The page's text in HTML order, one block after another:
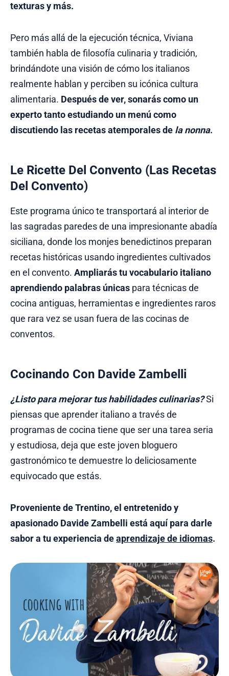
texturas y más.
Pero más allá de la ejecución técnica, Viviana
también habla de filosofía culinaria y tradición,
brindándote una visión de cómo los italianos
realmente hablan y perciben su icónica cultura
alimentaria. Después de ver, sonarás como un
experto tanto estudiando un menú como
discutiendo las recetas atemporales de la nonna.
Le Ricette Del Convento (Las Recetas
Del Convento)
Este programa único te transportará al interior de
las sagradas paredes de una impresionante abadía
siciliana, donde los monjes benedictinos preparan
recetas históricas usando ingredientes cultivados
en el convento. Ampliarás tu vocabulario italiano
aprendiendo palabras únicas para técnicas de
cocina antiguas, herramientas e ingredientes raros
que rara vez se usan fuera de las cocinas de
conventos.
Cocinando Con Davide Zambelli
¿Listo para mejorar tus habilidades culinarias?Si
piensas que aprender italiano a través de
programas de cocina tiene que ser una tarea seria
y estudiosa, deja que este joven bloguero
gastronómico te demuestre lo deliciosamente
equivocado que estás.
Proveniente de Trentino, el entretenido y
apasionado Davide Zambelli está aquí para darle
sabor a tu experiencia deaprendizaje de idiomas.